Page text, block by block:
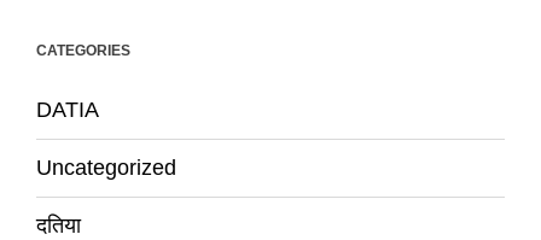
CATEGORIES
DATIA
Uncategorized
दतिया